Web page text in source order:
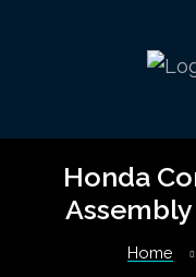
Honda
Home